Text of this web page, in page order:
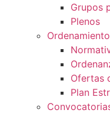
Grupos
Plenos
Ofertas
Plan